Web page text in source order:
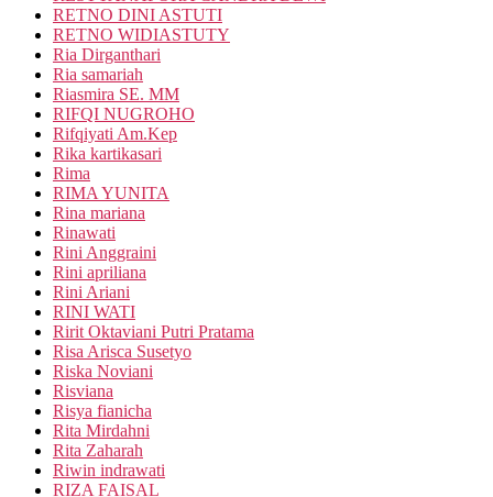
RETNO DINI ASTUTI
RETNO WIDIASTUTY
Ria Dirganthari
Ria samariah
Riasmira SE. MM
RIFQI NUGROHO
Rifqiyati Am.Kep
Rika kartikasari
Rima
RIMA YUNITA
Rina mariana
Rinawati
Rini Anggraini
Rini apriliana
Rini Ariani
RINI WATI
Ririt Oktaviani Putri Pratama
Risa Arisca Susetyo
Riska Noviani
Risviana
Risya fianicha
Rita Mirdahni
Rita Zaharah
Riwin indrawati
RIZA FAISAL